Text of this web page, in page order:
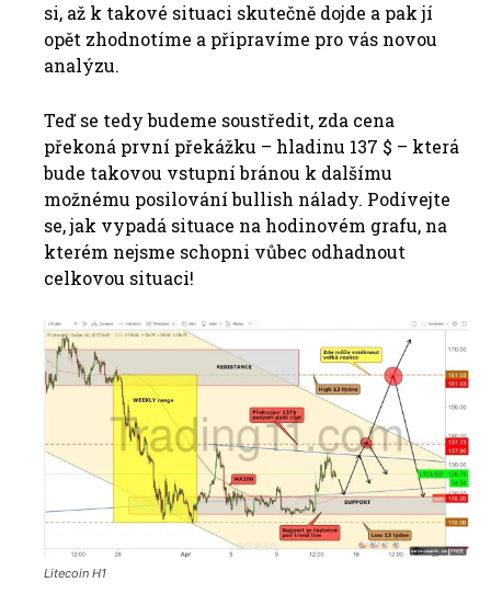
si, až k takové situaci skutečně dojde a pak jí
opět zhodnotíme a připravíme pro vás novou
analýzu.
Teď se tedy budeme soustředit, zda cena
překoná první překážku – hladinu 137 $ – která
bude takovou vstupní bránou k dalšímu
možnému posilování bullish nálady. Podívejte
se, jak vypadá situace na hodinovém grafu, na
kterém nejsme schopni vůbec odhadnout
celkovou situaci!
Litecoin H1